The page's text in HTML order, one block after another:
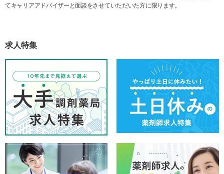
てキャリアアドバイザーと面談をさせていただいた方に限ります。
求人特集